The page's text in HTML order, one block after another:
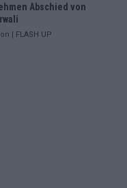
Abschied von
| FLASH UP